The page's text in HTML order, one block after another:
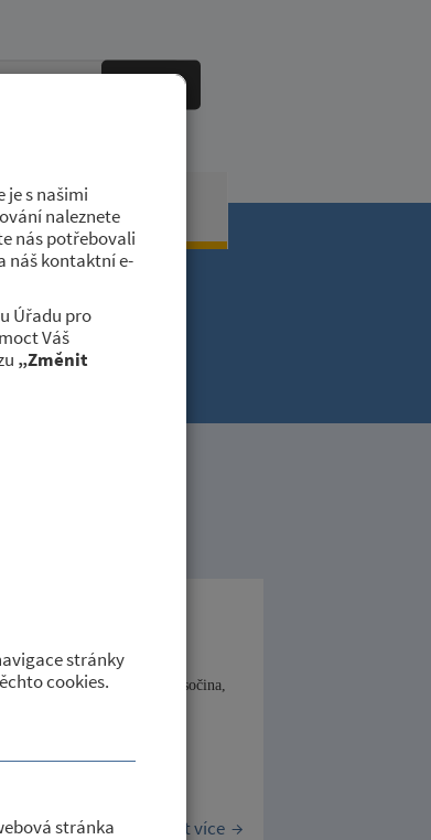
s našimi
naleznete
nás potřebovali
náš kontaktní e-
Úřadu pro
Váš
„Změnit
stránky
cookies.
stránka
Kontakty
hodin v sídle Kraje Vysočina,
Číst více